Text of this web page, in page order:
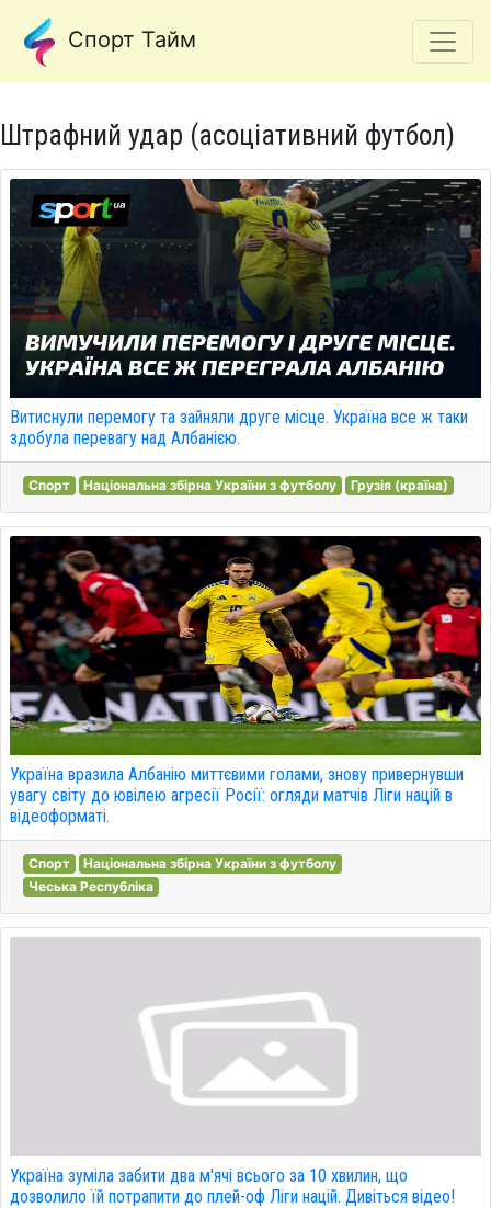
Спорт Тайм
Штрафний удар (асоціативний футбол)
Витиснули перемогу та зайняли друге місце. Україна все ж таки
здобула перевагу над Албанією.
Спорт Національна збірна України з футболу Грузія (країна)
Україна вразила Албанію миттєвими голами, знову привернувши
увагу світу до ювілею агресії Росії: огляди матчів Ліги націй в
відеоформаті.
Спорт
Національна збірна України з футболу
Чеська Республіка
Україна зуміла забити два м'ячі всього за 10 хвилин, що
дозволило їй потрапити до плей-оф Ліги націй. Дивіться відео!